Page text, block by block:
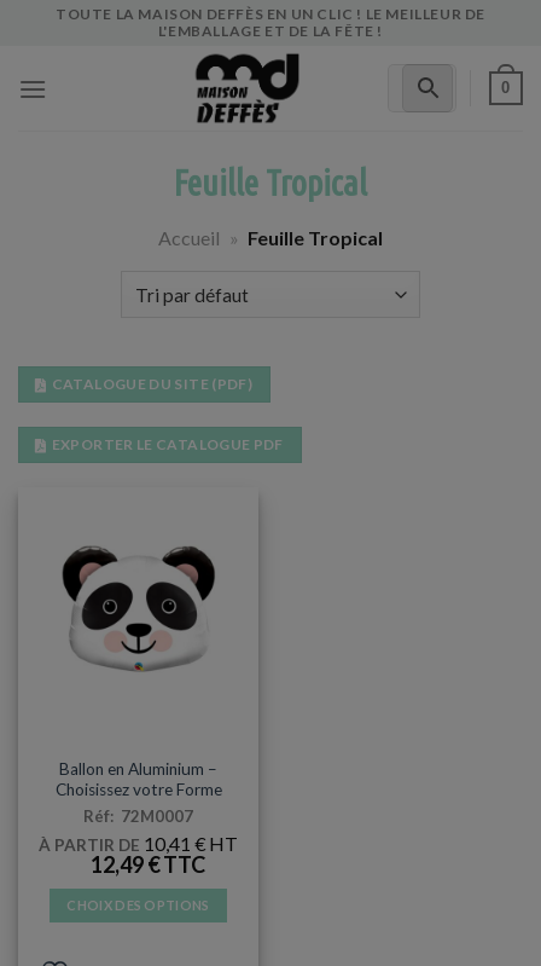
TOUTE LA MAISON DEFFÈS EN UN CLIC ! LE MEILLEUR DE
L'EMBALLAGE ET DE LA FÊTE !
0
Feuille Tropical
Accueil » Feuille Tropical
CATALOGUE DU SITE (PDF)
EXPORTER LE CATALOGUE PDF
Ballon en Aluminium –
Choisissez votre Forme
Réf: 72M0007
À PARTIR DE 10,41 €
12,49€
CHOIX DES OPTIONS